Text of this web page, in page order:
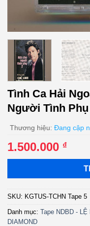
Tình Ca Hải
Người Tình Phụ
Thương hiệu: Đang cập
1.500.000 ₫
SKU: KGTUS-TCHN Tape 5
Danh mục: Tape NDBD - LỆ
DIAMOND